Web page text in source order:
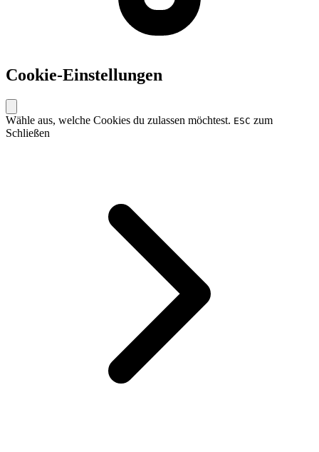
Cookie-Einstellungen
Wähle aus, welche Cookies du zulassen möchtest. ESC zum
Schließen